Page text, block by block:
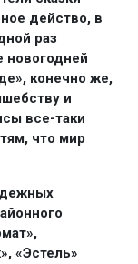
действо, в
раз
новогодней
конечно же,
и
все-таки
что мир
«Эстель»